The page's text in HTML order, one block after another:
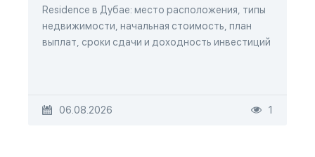
Residence в Дубае: место расположения, типы
недвижимости, начальная стоимость, план
выплат, сроки сдачи и доходность инвестиций
06.08.2026 1